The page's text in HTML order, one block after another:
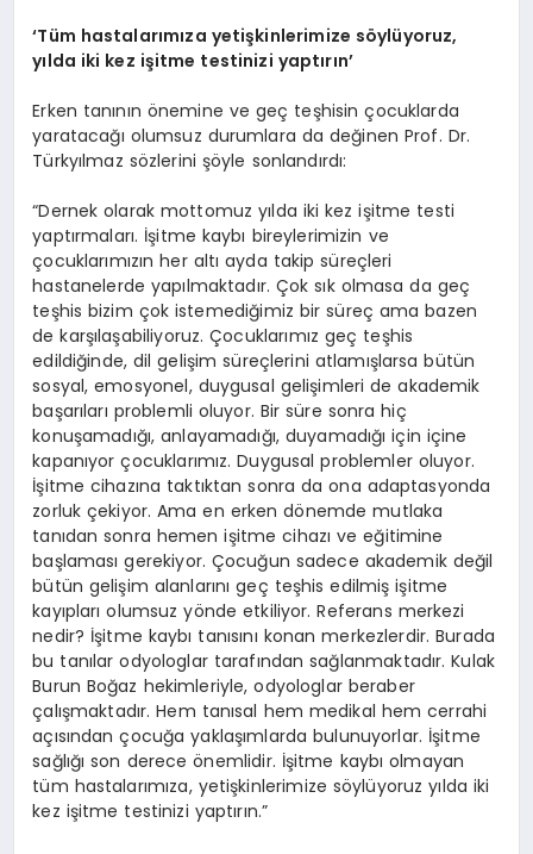
‘Tüm hastalarımıza yetişkinlerimize söylüyoruz,
yılda iki kez işitme testinizi yaptırın’
Erken tanının önemine ve geç teşhisin çocuklarda
yaratacağı olumsuz durumlara da değinen Prof. Dr.
Türkyılmaz sözlerini şöyle sonlandırdı:
“Dernek olarak mottomuz yılda iki kez işitme testi
yaptırmaları. İşitme kaybı bireylerimizin ve
çocuklarımızın her altı ayda takip süreçleri
hastanelerde yapılmaktadır. Çok sık olmasa da geç
teşhis bizim çok istemediğimiz bir süreç ama bazen
de karşılaşabiliyoruz. Çocuklarımız geç teşhis
edildiğinde, dil gelişim süreçlerini atlamışlarsa bütün
sosyal, emosyonel, duygusal gelişimleri de akademik
başarıları problemli oluyor. Bir süre sonra hiç
konuşamadığı, anlayamadığı, duyamadığı için içine
kapanıyor çocuklarımız. Duygusal problemler oluyor.
İşitme cihazına taktıktan sonra da ona adaptasyonda
zorluk çekiyor. Ama en erken dönemde mutlaka
tanıdan sonra hemen işitme cihazı ve eğitimine
başlaması gerekiyor. Çocuğun sadece akademik değil
bütün gelişim alanlarını geç teşhis edilmiş işitme
kayıpları olumsuz yönde etkiliyor. Referans merkezi
nedir? İşitme kaybı tanısını konan merkezlerdir. Burada
bu tanılar odyologlar tarafından sağlanmaktadır. Kulak
Burun Boğaz hekimleriyle, odyologlar beraber
çalışmaktadır. Hem tanısal hem medikal hem cerrahi
açısından çocuğa yaklaşımlarda bulunuyorlar. İşitme
sağlığı son derece önemlidir. İşitme kaybı olmayan
tüm hastalarımıza, yetişkinlerimize söylüyoruz yılda iki
kez işitme testinizi yaptırın.”